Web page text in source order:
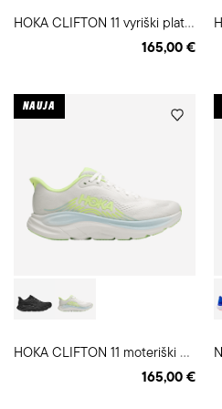
H
OKA CLIFTON 11 vyriški platūs bėgimo batai
165,00 €
H
OKA CLIFTON 11 moteriški bėgimo batai
165,00 €
NAUJA